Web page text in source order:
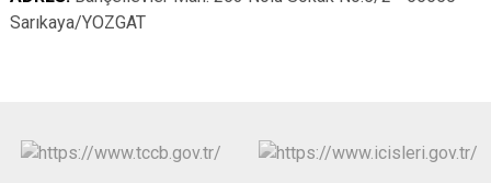
Sarıkaya/YOZGAT